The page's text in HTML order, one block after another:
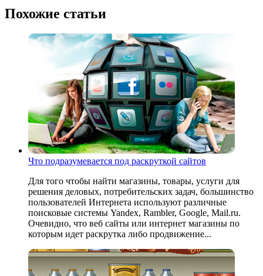
Похожие статьи
Что подразумевается под раскруткой сайтов
Для того чтобы найти магазины, товары, услуги для
решения деловых, потребительских задач, большинство
пользователей Интернета используют различные
поисковые системы Yandex, Rambler, Google, Mail.ru.
Очевидно, что веб сайты или интернет магазины по
которым идет раскрутка либо продвижение...